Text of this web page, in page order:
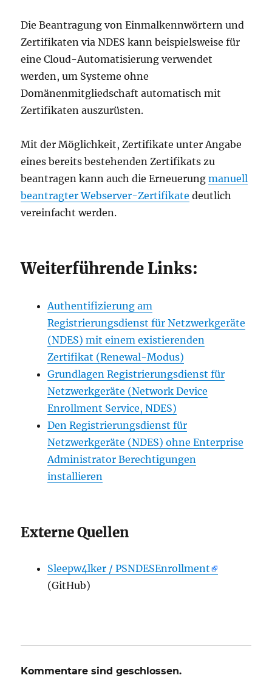
Die Beantragung von Einmalkennwörtern und
Zertifikaten via NDES kann beispielsweise für
eine Cloud-Automatisierung verwendet
werden, um Systeme ohne
Domänenmitgliedschaft automatisch mit
Zertifikaten auszurüsten.
Mit der Möglichkeit, Zertifikate unter Angabe
eines bereits bestehenden Zertifikats zu
beantragen kann auch die Erneuerungmanuell
beantragter Webserver-Zertifikate deutlich
vereinfacht werden.
Weiterführende Links:
Authentifizierung am
Registrierungsdienst für Netzwerkgeräte
(NDES) mit einem existierenden
Zertifikat (Renewal-Modus)
Grundlagen Registrierungsdienst für
Netzwerkgeräte (Network Device
Enrollment Service, NDES)
Den Registrierungsdienst für
Netzwerkgeräte (NDES) ohne Enterprise
Administrator Berechtigungen
installieren
Externe Quellen
Sleepw4lker / PSNDESEnrollment
(GitHub)
Kommentare sind geschlossen.